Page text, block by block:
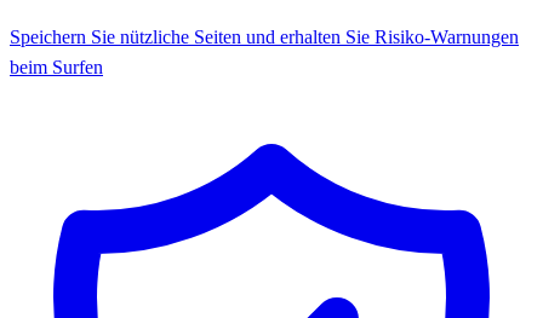
Speichern Sie nützliche Seiten und erhalten Sie Risiko-Warnungen
beim Surfen